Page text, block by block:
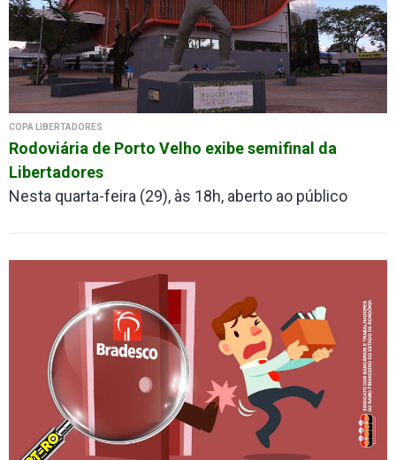
COPA LIBERTADORES
Rodoviária de Porto Velho exibe semifinal da
Libertadores
Nesta quarta-feira (29), às 18h, aberto ao público